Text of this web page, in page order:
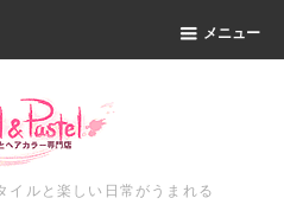
メニュー
イルと楽しい日常がうまれる